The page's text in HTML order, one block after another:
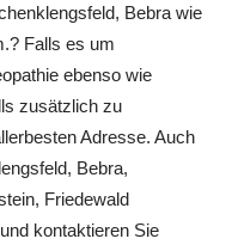
Bebra wie
Falls es um
ebenso wie
zusätzlich zu
Adresse. Auch
Bebra,
Friedewald
kontaktieren Sie